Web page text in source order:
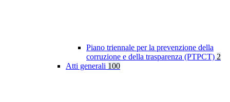
Piano triennale per la prevenzione della
corruzione e della trasparenza (PTPCT) 2
Atti generali 100